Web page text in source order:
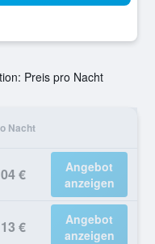
Preis pro Nacht
Nacht
€
Angebot
anzeigen
€
Angebot
anzeigen